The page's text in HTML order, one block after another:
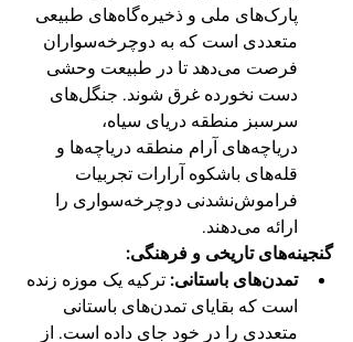
پارک‌های ملی و ذخیره‌گاه‌های طبیعی
متعددی است که به دوچرخه‌سواران
فرصت می‌دهد تا در طبیعت وحشی
دست نخورده غرق شوند. جنگل‌های
سرسبز منطقه دریای سیاه،
دریاچه‌های آرام منطقه دریاچه‌ها و
قله‌های باشکوه آرارات تجربیات
فراموش‌نشدنی دوچرخه‌سواری را
ارائه می‌دهند.
گنجینه‌های تاریخی و فرهنگی:
تمدن‌های باستانی:
ترکیه یک موزه زنده
است که بقایای تمدن‌های باستانی
متعددی را در خود جای داده است. از